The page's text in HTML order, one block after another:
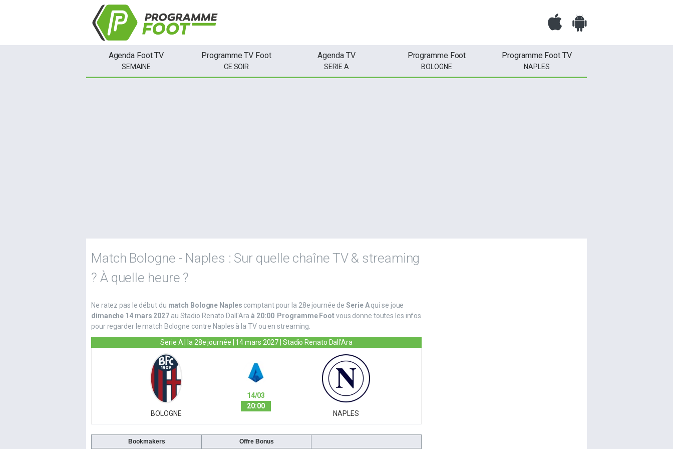
Agenda Foot TV
SEMAINE
Programme TV Foot
CE SOIR
Agenda TV
SERIE A
Programme Foot
BOLOGNE
Programme Foot TV
NAPLES
Match Bologne - Naples : Sur quelle chaîne TV & streaming
? À quelle heure ?
Ne ratez pas le début du match Bologne Naples comptant pour la 28e journée deSerie Aqui se joue
dimanche 14 mars 2027au Stadio Renato Dall'Ara à 20:00. Programme Footvous donne toutes les infos
pour regarder le match Bologne contre Naples à la TV ou en streaming.
Serie A | la 28e journée | 14 mars 2027 | Stadio Renato Dall'Ara
BOLOGNE
14/03
20:00
NAPLES